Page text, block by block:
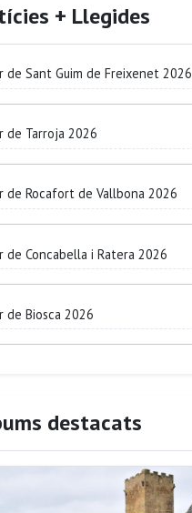
+ Llegides
de Sant Guim de Freixenet 2026
de Tarroja 2026
de Rocafort de Vallbona 2026
de Concabella i Ratera 2026
de Biosca 2026
destacats